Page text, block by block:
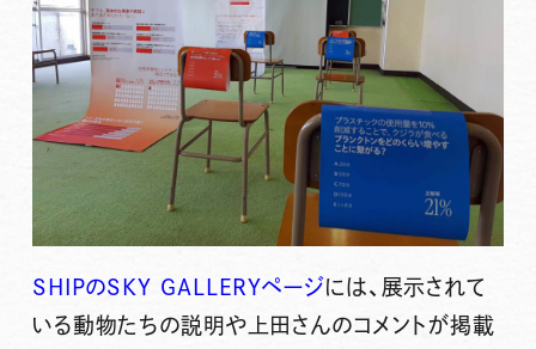
SHIPのSKY GALLERYページには、展示されて
いる動物たちの説明や上田さんのコメントが掲載